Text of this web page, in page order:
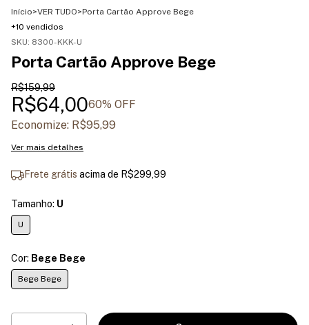
Início>VER TUDO>Porta Cartão Approve Bege
+10 vendidos
SKU: 8300-KKK-U
Porta Cartão Approve Bege
R$159,99
R$64,0060% OFF
Economize: R$95,99
Ver mais detalhes
Frete grátis acima de R$299,99
Tamanho: U
U
Cor: Bege Bege
Bege Bege